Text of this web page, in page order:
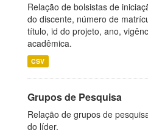
Relação de bolsistas de
do discente, número de
título, id do projeto, ano,
acadêmica.
CSV
Grupos de Pesquisa
Relação de grupos de
do líder.